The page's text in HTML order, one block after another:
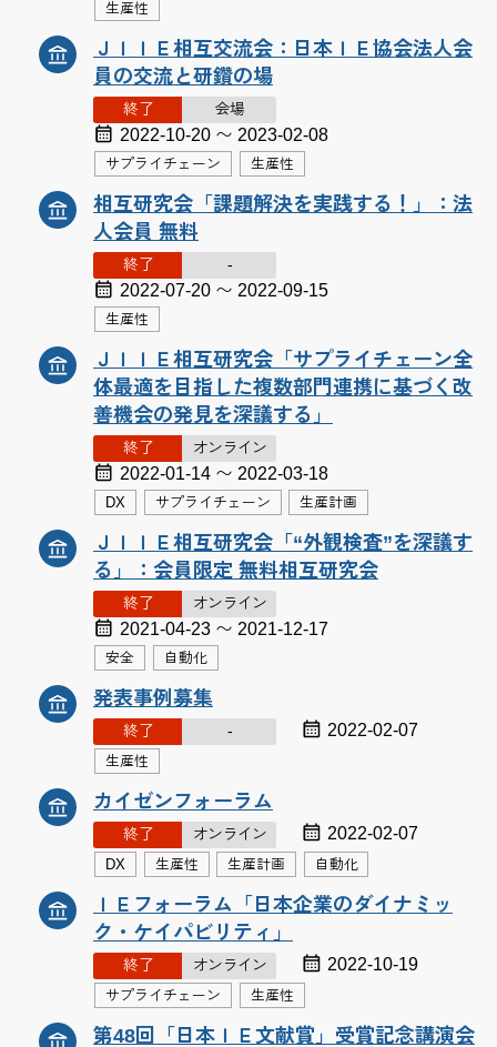
生産性
ＪＩＩＥ相互交流会：日本ＩＥ協会法人会
員の交流と研鑽の場
終了 会場
2022-10-20 〜 2023-02-08
サプライチェーン 生産性
相互研究会「課題解決を実践する！」：法
人会員 無料
終了 -
2022-07-20 〜 2022-09-15
生産性
ＪＩＩＥ相互研究会「サプライチェーン全
体最適を目指した複数部門連携に基づく改
善機会の発見を深議する」
終了 オンライン
2022-01-14 〜 2022-03-18
DX サプライチェーン 生産計画
ＪＩＩＥ相互研究会「“外観検査”を深議す
る」：会員限定 無料相互研究会
終了 オンライン
2021-04-23 〜 2021-12-17
安全 自動化
発表事例募集
終了 - 2022-02-07
生産性
カイゼンフォーラム
終了 オンライン 2022-02-07
DX 生産性 生産計画 自動化
ＩＥフォーラム「日本企業のダイナミッ
ク・ケイパビリティ」
終了 オンライン 2022-10-19
サプライチェーン 生産性
第48回「日本ＩＥ文献賞」受賞記念講演会